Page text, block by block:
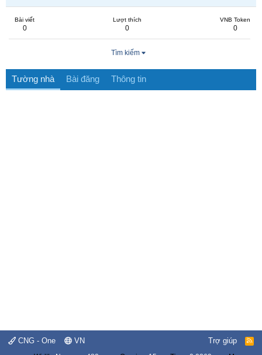
Bài viết
0
Lượt thích
0
VNB Token
0
Tìm kiếm
Tường nhà Bài đăng Thông tin
CNG - One VN Trợ giúp
R